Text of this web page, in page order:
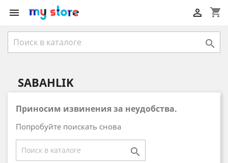
 shopping_cart


SABAHLIK
Приносим извинения за неудобства.
Попробуйте поискать снова
